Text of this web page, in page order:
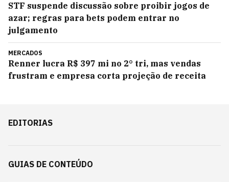
STF suspende discussão sobre proibir jogos de
azar; regras para bets podem entrar no
julgamento
MERCADOS
Renner lucra R$ 397 mi no 2° tri, mas vendas
frustram e empresa corta projeção de receita
EDITORIAS
GUIAS DE CONTEÚDO